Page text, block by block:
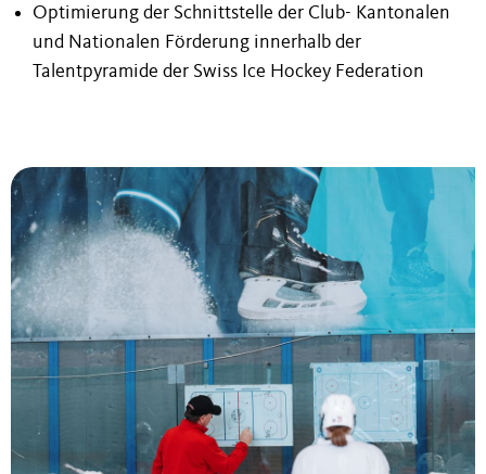
Optimierung der Schnittstelle der Club- Kantonalen
und Nationalen Förderung innerhalb der
Talentpyramide der Swiss Ice Hockey Federation